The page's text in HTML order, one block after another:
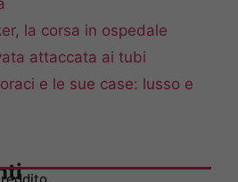
la corsa in ospedale
attaccata ai tubi
e le sue case: lusso e